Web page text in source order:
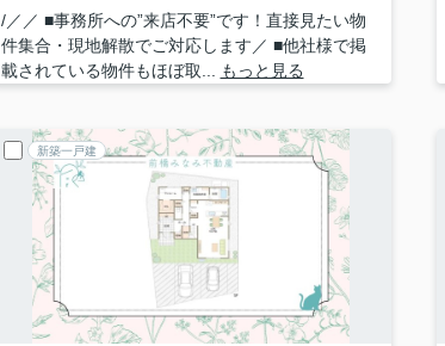
/／／ ■事務所への”来店不要”です！直接見たい物
件集合・現地解散でご対応します／ ■他社様で掲
載されている物件もほぼ取...
もっと見る
新築一戸建